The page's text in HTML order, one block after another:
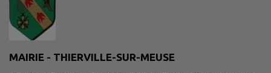
MAIRIE - THIERVILLE-SUR-MEUSE